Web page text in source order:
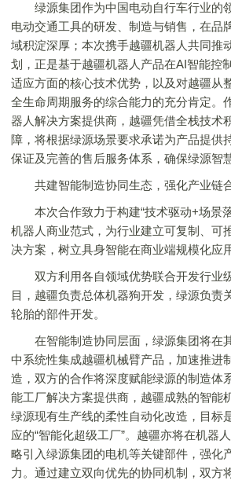
绿源集团作为中国电动自行车行业的
电动交通工具的研发、制造与销售，在品
域积淀深厚；本次携手越疆机器人共同推
划，正是基于越疆机器人产品在AI智能控
适应方面的核心技术优势，以及对越疆从
全生命周期服务的综合能力的充分肯定。
器人解决方案提供商，越疆凭借全栈技术
障，将根据绿源场景要求承诺为产品提供
保证及完善的售后服务体系，确保绿源智
共建智能制造协同生态，强化产业链
本次合作致力于构建“技术驱动+场景
机器人商业范式，为行业建立可复制、可
决方案，树立具身智能在商业端规模化应
双方利用各自领域优势联合开发行业
目，越疆负责总体机器狗开发，绿源负责
轮胎的部件开发。
在智能制造协同层面，绿源集团将在
中系统性集成越疆机械臂产品，加速推进
造，双方的合作将深度赋能绿源的制造体
能工厂解决方案提供商，越疆成熟的智能
绿源现有生产线的柔性自动化改造，目标
应的“智能化超级工厂”。越疆亦将在机器
略引入绿源集团的电机等关键部件，强化
力。通过建立双向优先的协同机制，双方